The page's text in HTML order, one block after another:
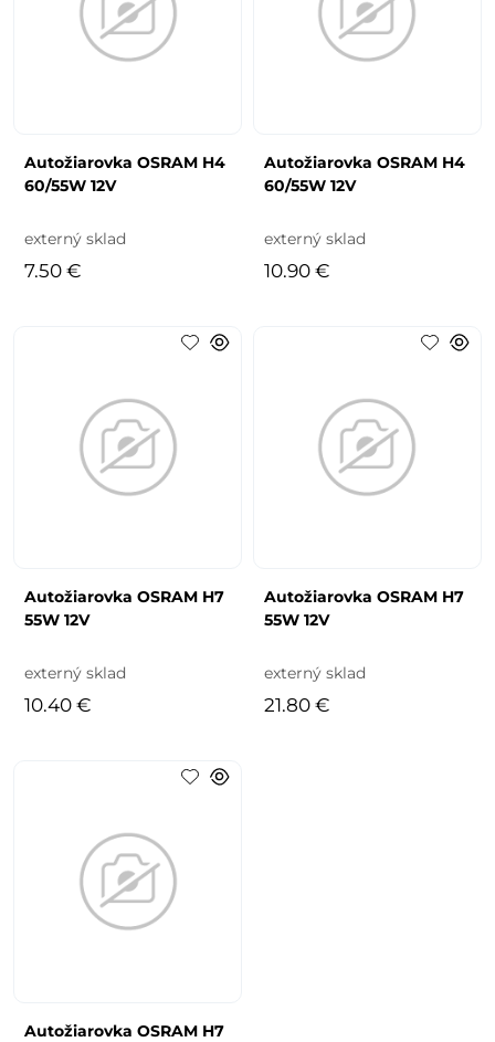
Autožiarovka OSRAM H4
60/55W 12V
externý sklad
7.50 €
Autožiarovka OSRAM H4
60/55W 12V
externý sklad
10.90 €
Autožiarovka OSRAM H7
55W 12V
externý sklad
10.40 €
Autožiarovka OSRAM H7
55W 12V
externý sklad
21.80 €
Autožiarovka OSRAM H7